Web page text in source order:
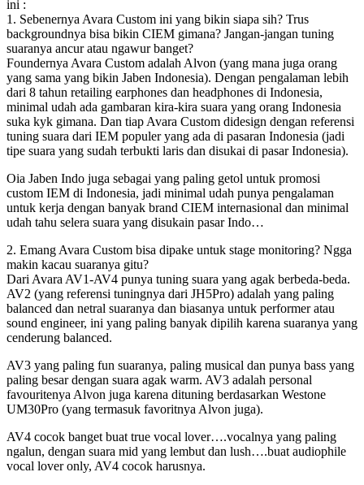
ini :
1. Sebenernya Avara Custom ini yang bikin siapa sih? Trus
backgroundnya bisa bikin CIEM gimana? Jangan-jangan tuning
suaranya ancur atau ngawur banget?
Foundernya Avara Custom adalah Alvon (yang mana juga orang
yang sama yang bikin Jaben Indonesia). Dengan pengalaman lebih
dari 8 tahun retailing earphones dan headphones di Indonesia,
minimal udah ada gambaran kira-kira suara yang orang Indonesia
suka kyk gimana. Dan tiap Avara Custom didesign dengan referensi
tuning suara dari IEM populer yang ada di pasaran Indonesia (jadi
tipe suara yang sudah terbukti laris dan disukai di pasar Indonesia).
Oia Jaben Indo juga sebagai yang paling getol untuk promosi
custom IEM di Indonesia, jadi minimal udah punya pengalaman
untuk kerja dengan banyak brand CIEM internasional dan minimal
udah tahu selera suara yang disukain pasar Indo…
2. Emang Avara Custom bisa dipake untuk stage monitoring? Ngga
makin kacau suaranya gitu?
Dari Avara AV1-AV4 punya tuning suara yang agak berbeda-beda.
AV2 (yang referensi tuningnya dari JH5Pro) adalah yang paling
balanced dan netral suaranya dan biasanya untuk performer atau
sound engineer, ini yang paling banyak dipilih karena suaranya yang
cenderung balanced.
AV3 yang paling fun suaranya, paling musical dan punya bass yang
paling besar dengan suara agak warm. AV3 adalah personal
favouritenya Alvon juga karena dituning berdasarkan Westone
UM30Pro (yang termasuk favoritnya Alvon juga).
AV4 cocok banget buat true vocal lover….vocalnya yang paling
ngalun, dengan suara mid yang lembut dan lush….buat audiophile
vocal lover only, AV4 cocok harusnya.